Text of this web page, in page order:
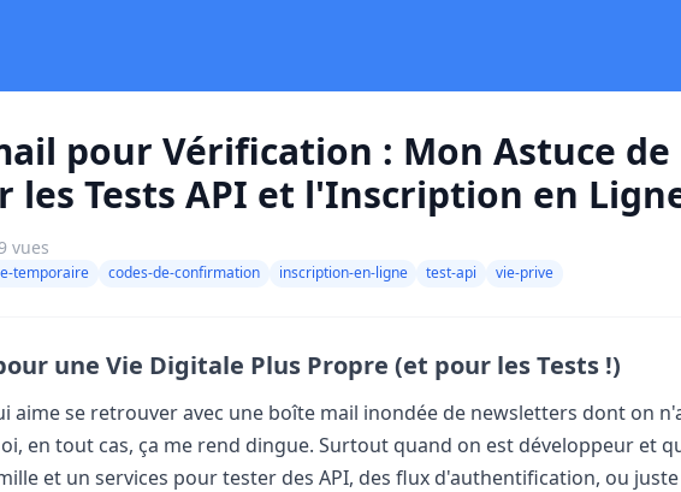
pour Vérification : Mon Astuce de
les Tests API et l'Inscription en
vues
temporaire codes-de-confirmation inscription-en-ligne test-api vie-prive
une Vie Digitale Plus Propre (et pour les Tests !)
aime se retrouver avec une boîte mail inondée de newsletters dont on
en tout cas, ça me rend dingue. Surtout quand on est développeur et
et un services pour tester des API, des flux d'authentification, ou